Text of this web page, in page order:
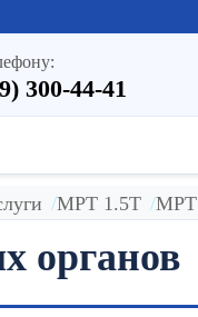
300-44-41
МРТ 1.5Т МРТ
органов